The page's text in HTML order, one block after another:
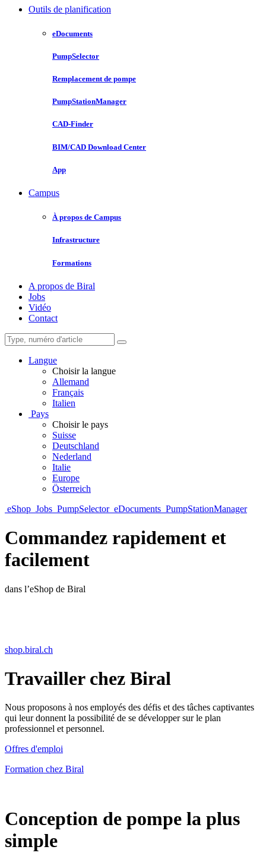
Outils de planification
eDocuments
PumpSelector
Remplacement de pompe
PumpStationManager
CAD-Finder
BIM/CAD Download Center
App
Campus
À propos de Campus
Infrastructure
Formations
A propos de Biral
Jobs
Vidéo
Contact
Langue
Choisir la langue
Allemand
Français
Italien
Pays
Choisir le pays
Suisse
Deutschland
Nederland
Italie
Europe
Österreich
eShop Jobs PumpSelector eDocuments PumpStationManager
Commandez rapidement et
facilement
dans l’eShop de Biral
shop.biral.ch
Travailler chez Biral
Nous proposons à nos employés des défis et des tâches captivantes
qui leur donnent la possibilité de se développer sur le plan
professionnel et personnel.
Offres d'emploi
Formation chez Biral
Conception de pompe la plus
simple